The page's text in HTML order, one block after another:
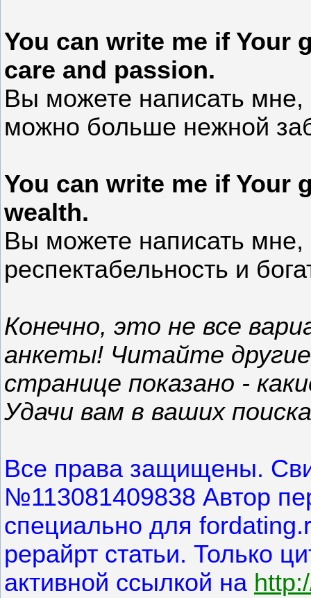
You can write me if Your
care and passion.
Вы можете написать
можно больше нежной
You can write me if Your
wealth.
Вы можете написать
респектабельность и
Конечно, это не все
анкеты! Читайте
странице показано -
Удачи вам в ваших
Все права защищены.
№113081409838 Автор
специально для
рерайрт статьи. Только
активной ссылкой на